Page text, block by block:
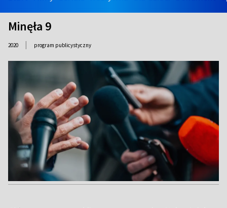
Minęła 9
2020 | program publicystyczny